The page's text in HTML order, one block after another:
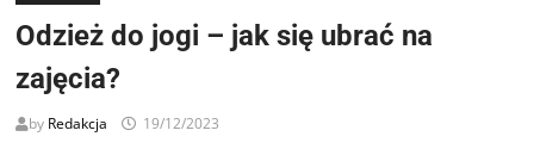
Odzież do jogi – jak się ubrać na
zajęcia?
by Redakcja 19/12/2023